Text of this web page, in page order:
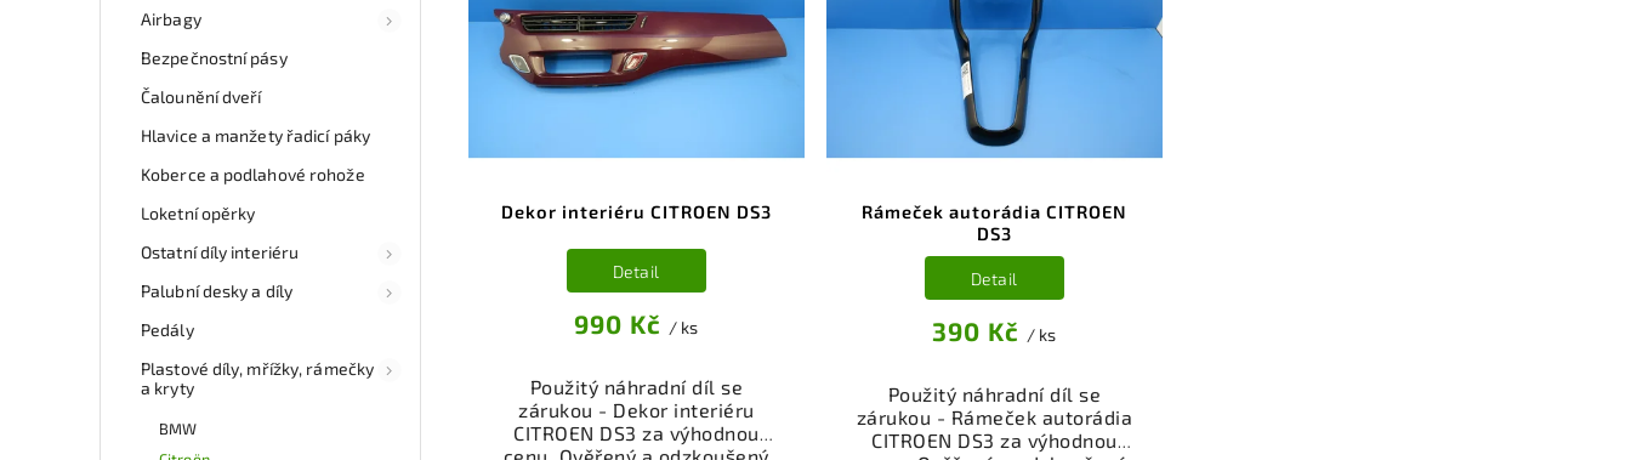
Airbagy
Bezpečnostní pásy
Čalounění dveří
Hlavice a manžety řadicí páky
Koberce a podlahové rohože
Loketní opěrky
Ostatní díly interiéru
Palubní desky a díly
Pedály
Plastové díly, mřížky, rámečky
a kryty
BMW
Dekor interiéru CITROEN DS3
990 Kč / ks
Detail
Použitý náhradní díl se
zárukou - Dekor interiéru
CITROEN DS3 za výhodnou
Rámeček autorádia CITROEN
DS3
390 Kč / ks
Detail
Použitý náhradní díl se
zárukou - Rámeček autorádia
CITROEN DS3 za výhodnou